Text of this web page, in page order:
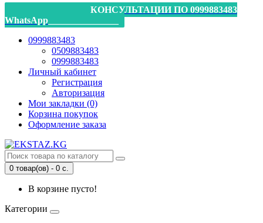
_________________КОНСУЛЬТАЦИИ ПО 0999883483
WhatsApp_______________
0999883483
0509883483
0999883483
Личный кабинет
Регистрация
Авторизация
Мои закладки (0)
Корзина покупок
Оформление заказа
0 товар(ов) - 0 с.
В корзине пусто!
Категории